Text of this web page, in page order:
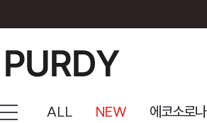
ALL NEW 에코소로나